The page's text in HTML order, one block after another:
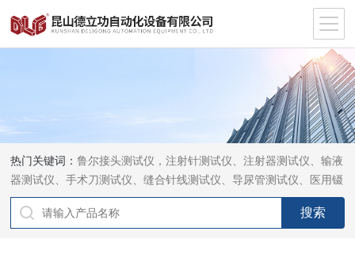
热门关键词：鲁尔接头测试仪，注射针测试仪、注射器测试仪、输液
器测试仪、手术刀测试仪、缝合针线测试仪、导尿管测试仪、医用镊
钳测试仪、导引管导丝测试仪、针灸针测试仪、留置针测试仪